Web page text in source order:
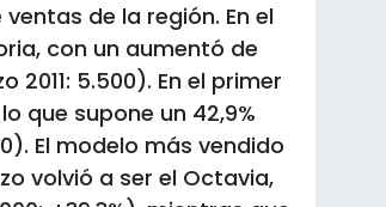
de la región. En el
con un aumentó de
5.500). En el primer
que supone un 42,9%
El modelo más vendido
volvió a ser el Octavia,